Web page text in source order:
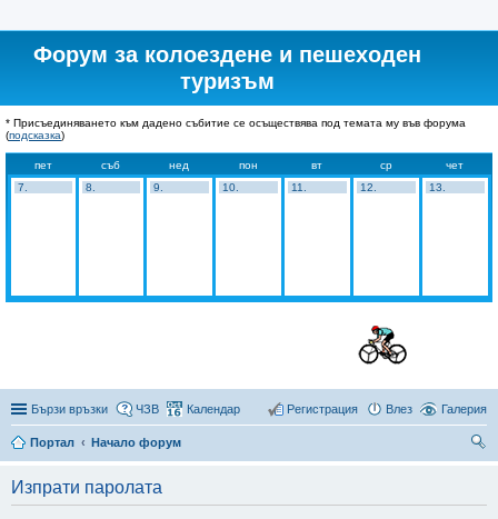
Форум за колоездене и пешеходен
туризъм
* Присъединяването към дадено събитие се осъществява под темата му във форума
(подсказка)
пет съб нед пон вт ср
чет
7.
8. 9. 10. 11. 12. 13.
Бързи връзки Галерия
ЧЗВ Календар Влез
Регистрация
Портал
Начало форум
Изпрати паролата